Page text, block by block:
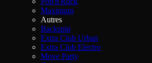
Maximum
Autres
Backspin
Extra Club Urban
Extra Club Electro
Move Party